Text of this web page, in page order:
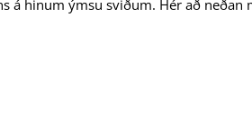
á hinum ýmsu sviðum. Hér að